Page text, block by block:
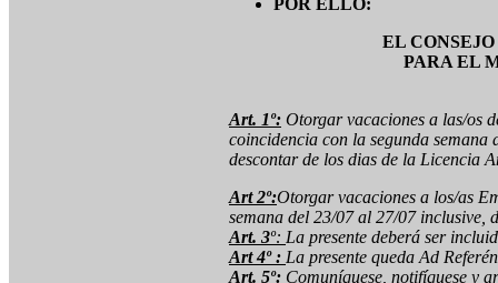
EL
PARA EL
Art. 1º: Otorgar vacaciones a las/os
coincidencia con la segunda
descontar de los dias de la Licencia
Art 2º:Otorgar vacaciones a los/as
semana del 23/07 al 27/07 inclusive,
Art. 3º: La presente deberá ser
Art 4º : La presente queda Ad
Art. 5º: Comuníquese, notifíquese y